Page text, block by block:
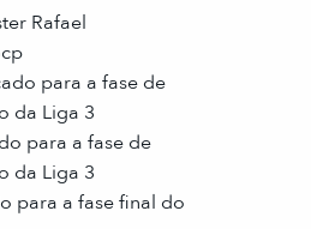
Rafael
para a fase de
da Liga 3
para a fase de
da Liga 3
para a fase final do